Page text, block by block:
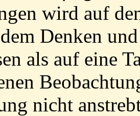
wird auf
Denken
als auf eine
nicht